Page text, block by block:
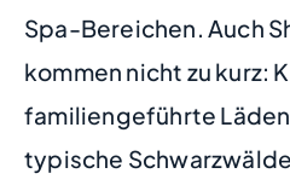
Spa-Bereichen. Auch
kommen nicht zu kurz:
familiengeführte
typische